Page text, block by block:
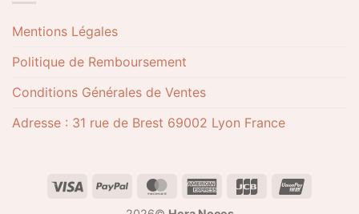
Mentions Légales
Politique de Remboursement
Conditions Générales de Ventes
Adresse : 31 rue de Brest 69002 Lyon France